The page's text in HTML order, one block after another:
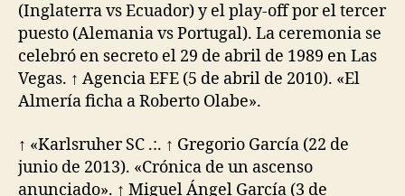
(Inglaterra vs Ecuador) y el play-off por el tercer
puesto (Alemania vs Portugal). La ceremonia se
celebró en secreto el 29 de abril de 1989 en Las
Vegas. ↑ Agencia EFE (5 de abril de 2010). «El
Almería ficha a Roberto Olabe».
↑ «Karlsruher SC .:. ↑ Gregorio García (22 de
junio de 2013). «Crónica de un ascenso
anunciado». ↑ Miguel Ángel García (3 de